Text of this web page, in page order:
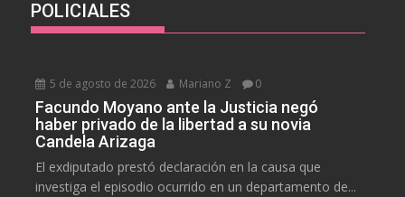
POLICIALES
5 de agosto de 2026 Mariano Z 0
Facundo Moyano ante la Justicia negó
haber privado de la libertad a su novia
Candela Arizaga
El exdiputado prestó declaración en la causa que
investiga el episodio ocurrido en un departamento de...